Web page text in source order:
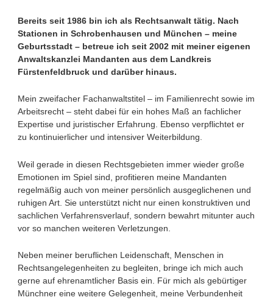
Bereits seit 1986 bin ich als Rechtsanwalt tätig. Nach
Stationen in Schrobenhausen und München – meine
Geburtsstadt – betreue ich seit 2002 mit meiner eigenen
Anwaltskanzlei Mandanten aus dem Landkreis
Fürstenfeldbruck und darüber hinaus.
Mein zweifacher Fachanwaltstitel – im Familienrecht sowie im
Arbeitsrecht – steht dabei für ein hohes Maß an fachlicher
Expertise und juristischer Erfahrung. Ebenso verpflichtet er
zu kontinuierlicher und intensiver Weiterbildung.
Weil gerade in diesen Rechtsgebieten immer wieder große
Emotionen im Spiel sind, profitieren meine Mandanten
regelmäßig auch von meiner persönlich ausgeglichenen und
ruhigen Art. Sie unterstützt nicht nur einen konstruktiven und
sachlichen Verfahrensverlauf, sondern bewahrt mitunter auch
vor so manchen weiteren Verletzungen.
Neben meiner beruflichen Leidenschaft, Menschen in
Rechtsangelegenheiten zu begleiten, bringe ich mich auch
gerne auf ehrenamtlicher Basis ein. Für mich als gebürtiger
Münchner eine weitere Gelegenheit, meine Verbundenheit